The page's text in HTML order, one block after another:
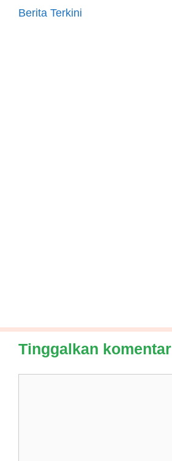
Berita Terkini
Tinggalkan komentar